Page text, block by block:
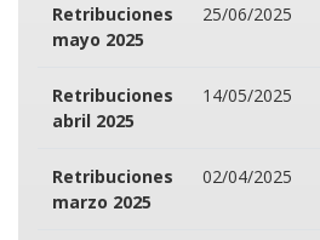
Retribuciones
mayo 2025
25/06/2025
Retribuciones
abril 2025
14/05/2025
Retribuciones
marzo 2025
02/04/2025